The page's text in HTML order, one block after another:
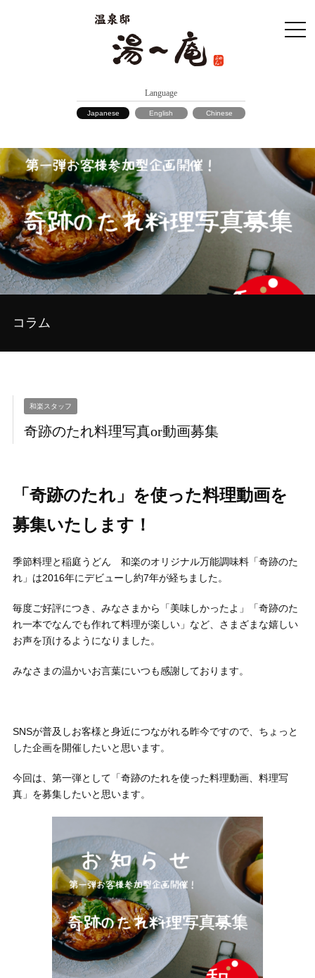
Language
Japanese English Chinese
コラム
和楽スタッフ
奇跡のたれ料理写真or動画募集
「奇跡のたれ」を使った料理動画を
募集いたします！
季節料理と稲庭うどん 和楽のオリジナル万能調味料「奇跡のた
れ」は2016年にデビューし約7年が経ちました。
毎度ご好評につき、みなさまから「美味しかったよ」「奇跡のた
れ一本でなんでも作れて料理が楽しい」など、さまざまな嬉しい
お声を頂けるようになりました。
みなさまの温かいお言葉にいつも感謝しております。
SNSが普及しお客様と身近につながれる昨今ですので、ちょっと
した企画を開催したいと思います。
今回は、第一弾として「奇跡のたれを使った料理動画、料理写
真」を募集したいと思います。